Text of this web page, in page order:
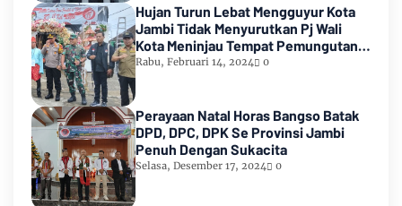
Hujan Turun Lebat Mengguyur Kota
Jambi Tidak Menyurutkan Pj Wali
Kota Meninjau Tempat Pemungutan
Suara Pemilu 2024
Rabu, Februari 14, 2024 0
Perayaan Natal Horas Bangso Batak
DPD, DPC, DPK Se Provinsi Jambi
Penuh Dengan Sukacita
Selasa, Desember 17, 2024 0